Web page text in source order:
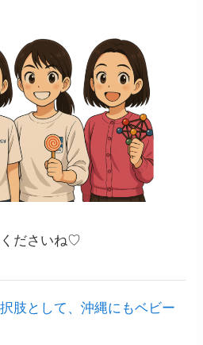
ださいね♡
肢として、沖縄にもベビー